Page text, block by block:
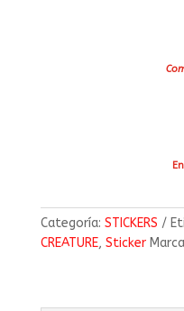
Categoría: STICKERS
CREATURE, Sticker